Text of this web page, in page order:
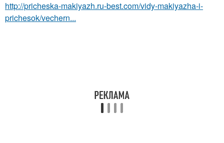
http://pricheska-makiyazh.ru-best.com/vidy-makiyazha-i-
prichesok/vechern...